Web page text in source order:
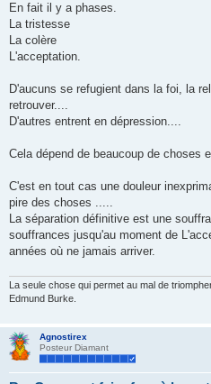
En fait il y a phases.
La tristesse
La colère
L'acceptation.
D'aucuns se refugient dans la foi, la
retrouver....
D'autres entrent en dépression....
Cela dépend de beaucoup de choses
C'est en tout cas une douleur
pire des choses .....
La séparation définitive est une
souffrances jusqu'au moment de
années où ne jamais arriver.
La seule chose qui permet au mal de
Edmund Burke.
Agnostirex
Posteur Diamant